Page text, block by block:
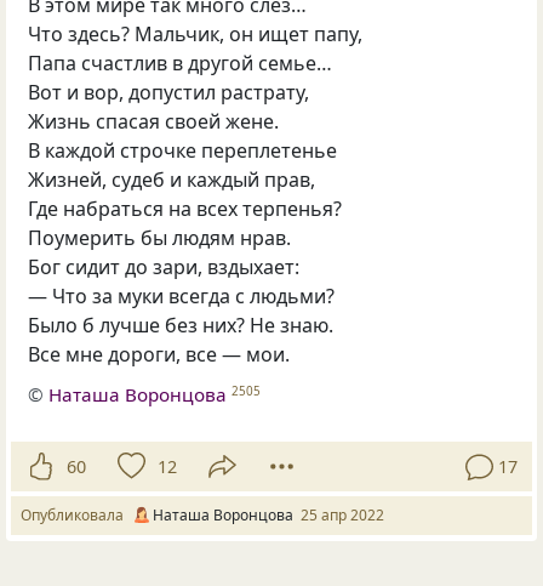
Что здесь? Мальчик, он ищет папу,
Папа счастлив в другой семье…
Вот и вор, допустил растрату,
Жизнь спасая своей жене.
В каждой строчке переплетенье
Жизней, судеб и каждый прав,
Где набраться на всех терпенья?
Поумерить бы людям нрав.
Бог сидит до зари, вздыхает:
— Что за муки всегда с людьми?
Было б лучше без них? Не знаю.
Все мне дороги, все — мои.
© Наташа Воронцова 2505
60 12 17
Опубликовала Наташа Воронцова 25 апр 2022